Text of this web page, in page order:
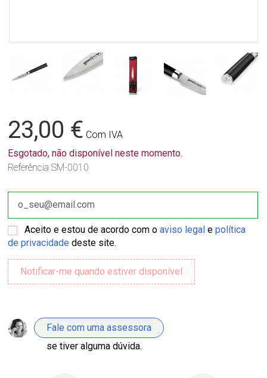
23,00 € Com IVA
Esgotado, não disponível neste momento.
Referência SM-0010
Aceito e estou de acordo com oaviso legal epolítica
de privacidade deste site.
Fale com uma assessora
se tiver alguma dúvida.